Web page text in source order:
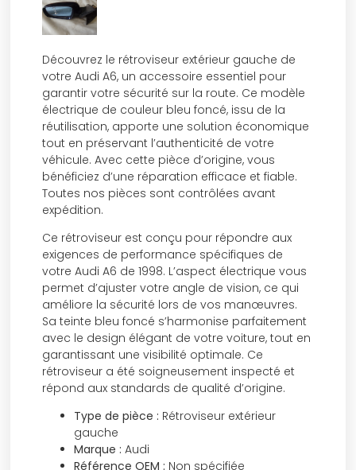
Découvrez le rétroviseur extérieur gauche de
votre Audi A6, un accessoire essentiel pour
garantir votre sécurité sur la route. Ce modèle
électrique de couleur bleu foncé, issu de la
réutilisation, apporte une solution économique
tout en préservant l’authenticité de votre
véhicule. Avec cette pièce d’origine, vous
bénéficiez d’une réparation efficace et fiable.
Toutes nos pièces sont contrôlées avant
expédition.
Ce rétroviseur est conçu pour répondre aux
exigences de performance spécifiques de
votre Audi A6 de 1998. L’aspect électrique vous
permet d’ajuster votre angle de vision, ce qui
améliore la sécurité lors de vos manœuvres.
Sa teinte bleu foncé s’harmonise parfaitement
avec le design élégant de votre voiture, tout en
garantissant une visibilité optimale. Ce
rétroviseur a été soigneusement inspecté et
répond aux standards de qualité d’origine.
Type de pièce : Rétroviseur extérieur
gauche
Marque : Audi
Référence OEM : Non spécifiée